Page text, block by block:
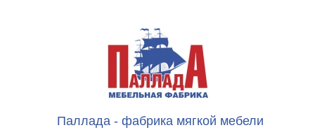
Паллада - фабрика мягкой мебели